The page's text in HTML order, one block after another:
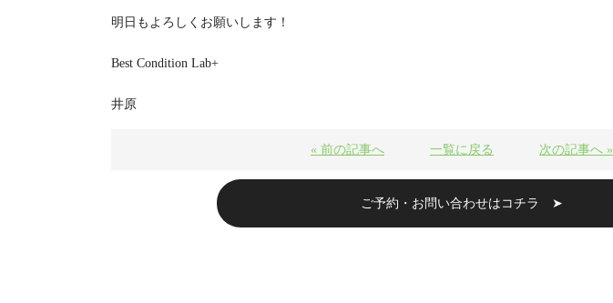
明日もよろしくお願いします！
Best Condition Lab+
井原
« 前の記事へ 一覧に戻る 次の記事へ »
ご予約・お問い合わせはコチラ ➤